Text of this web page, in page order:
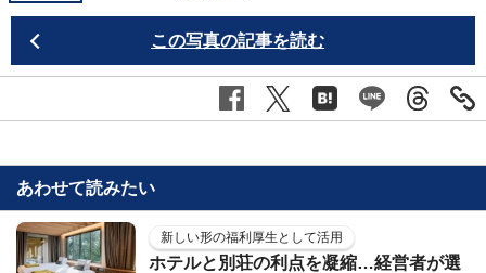
この写真の記事を読む
あわせて読みたい
新しい形の福利厚生として活用
ホテルと別荘の利点を凝縮…経営者が選